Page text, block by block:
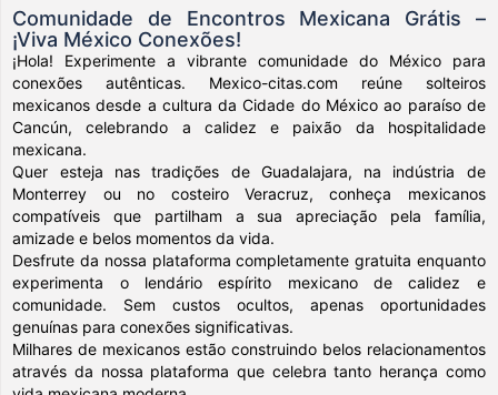
Comunidade de Encontros Mexicana Grátis –
¡Viva México Conexões!
¡Hola! Experimente a vibrante comunidade do México para
conexões autênticas. Mexico-citas.com reúne solteiros
mexicanos desde a cultura da Cidade do México ao paraíso de
Cancún, celebrando a calidez e paixão da hospitalidade
mexicana.
Quer esteja nas tradições de Guadalajara, na indústria de
Monterrey ou no costeiro Veracruz, conheça mexicanos
compatíveis que partilham a sua apreciação pela família,
amizade e belos momentos da vida.
Desfrute da nossa plataforma completamente gratuita enquanto
experimenta o lendário espírito mexicano de calidez e
comunidade. Sem custos ocultos, apenas oportunidades
genuínas para conexões significativas.
Milhares de mexicanos estão construindo belos relacionamentos
através da nossa plataforma que celebra tanto herança como